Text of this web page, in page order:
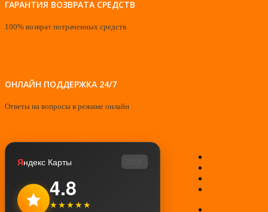
ГАРАНТИЯ ВОЗВРАТА СРЕДСТВ
100% возврат потраченных средств
ОНЛАЙН ПОДДЕРЖКА 24/7
Ответы на вопросы в режиме онлайн
Яндекс Карты
4.8
★★★★★